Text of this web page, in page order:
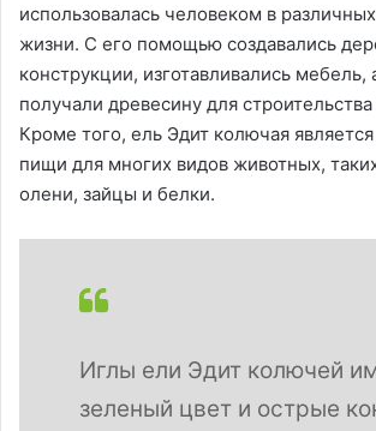
использовалась человеком в
жизни. С его помощью создавались
конструкции, изготавливались мебель,
получали древесину для
Кроме того, ель Эдит колючая
пищи для многих видов животных,
олени, зайцы и белки.
Иглы ели Эдит колючей
зеленый цвет и острые